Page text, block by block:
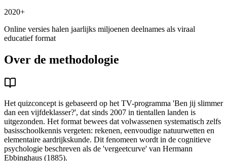
2020+
Online versies halen jaarlijks miljoenen deelnames als viraal
educatief format
Over de methodologie
Het quizconcept is gebaseerd op het TV-programma 'Ben jij slimmer
dan een vijfdeklasser?', dat sinds 2007 in tientallen landen is
uitgezonden. Het format bewees dat volwassenen systematisch zelfs
basisschoolkennis vergeten: rekenen, eenvoudige natuurwetten en
elementaire aardrijkskunde. Dit fenomeen wordt in de cognitieve
psychologie beschreven als de 'vergeetcurve' van Hermann
Ebbinghaus (1885).